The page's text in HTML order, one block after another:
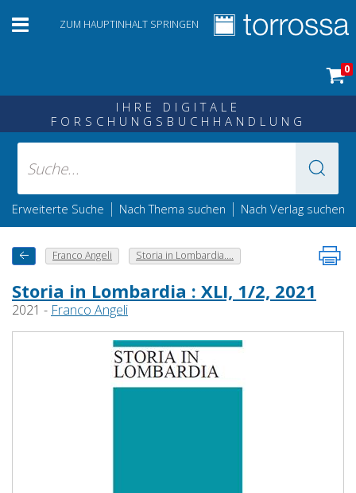
ZUM HAUPTINHALT SPRINGEN
0
IHRE DIGITALE
FORSCHUNGSBUCHHANDLUNG
Erweiterte Suche | Nach Thema suchen | Nach Verlag suchen
Franco Angeli Storia in Lombardia....
Storia in Lombardia : XLI, 1/2, 2021
2021 - Franco Angeli